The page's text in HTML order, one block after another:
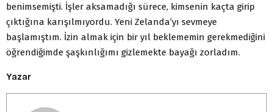
benimsemişti. İşler aksamadığı sürece, kimsenin kaçta girip
çıktığına karışılmıyordu. Yeni Zelanda’yı sevmeye
başlamıştım. İzin almak için bir yıl beklememin gerekmediğini
öğrendiğimde şaşkınlığımı gizlemekte bayağı zorladım.
Yazar